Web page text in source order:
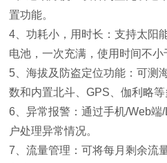
置功能。
4、功耗小，用时长：支持太阳
电池，一次充满，使用时间不小
5、海拔及防盗定位功能：可测
数和内置北斗、GPS、伽利略等
6、异常报警：通过手机/Web
户处理异常情况。
7、流量管理：可将每月剩余流